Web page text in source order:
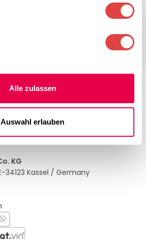
Alle zulassen
Auswahl erlauben
für Gastronomiemöbel und -textilien. Wir
für Restaurants, Hotels und
und Service, auf die Sie sich verlassen
KG
34123 Kassel / Germany